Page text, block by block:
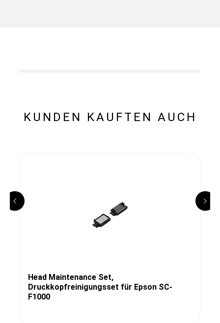
KUNDEN KAUFTEN AUCH
Head Maintenance Set,
Druckkopfreinigungsset für Epson SC-
F1000